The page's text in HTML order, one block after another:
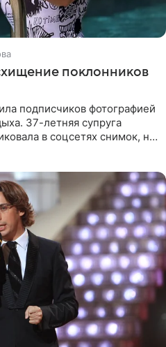
поклонников
подписчиков фотографией
37-летняя супруга
в соцсетях снимок, на